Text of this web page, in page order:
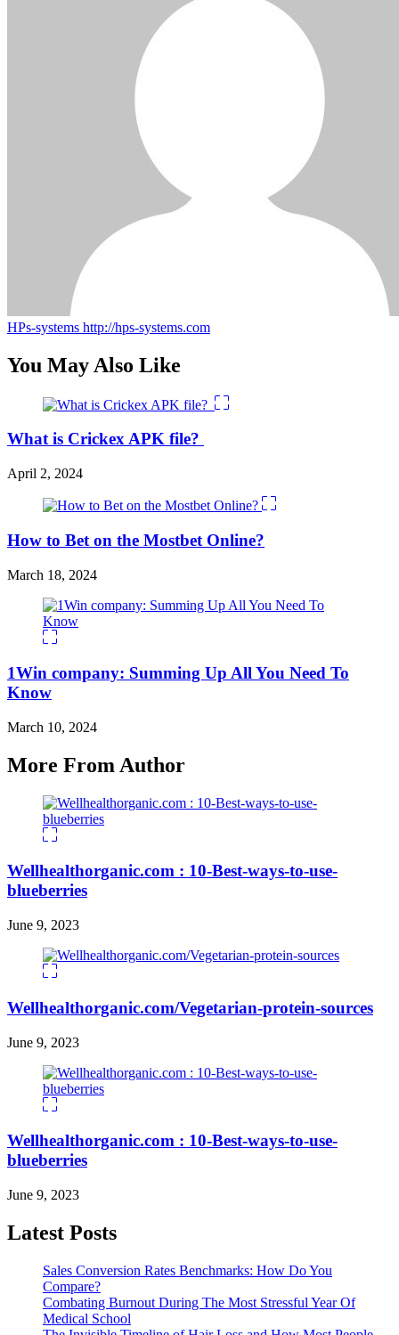
HPs-systems http://hps-systems.com
You May Also Like
What is Crickex APK file?
April 2, 2024
How to Bet on the Mostbet Online?
March 18, 2024
1Win company: Summing Up All You Need To
Know
March 10, 2024
More From Author
Wellhealthorganic.com : 10-Best-ways-to-use-
blueberries
June 9, 2023
Wellhealthorganic.com/Vegetarian-protein-sources
June 9, 2023
Wellhealthorganic.com : 10-Best-ways-to-use-
blueberries
June 9, 2023
Latest Posts
Sales Conversion Rates Benchmarks: How Do You
Compare?
Combating Burnout During The Most Stressful Year Of
Medical School